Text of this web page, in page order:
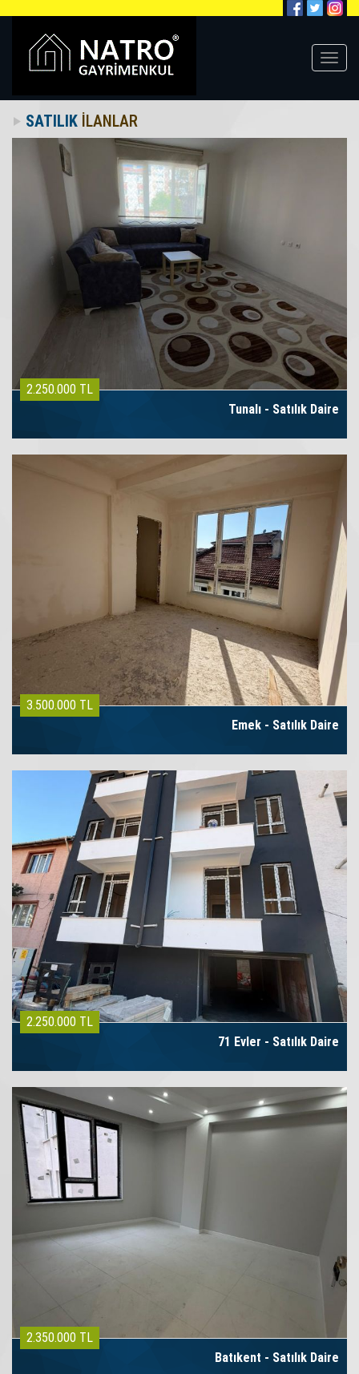
SATILIK İLANLAR
2.250.000 TL
Tunalı - Satılık Daire
3.500.000 TL
Emek - Satılık Daire
2.250.000 TL
71 Evler - Satılık Daire
2.350.000 TL
Batıkent - Satılık Daire